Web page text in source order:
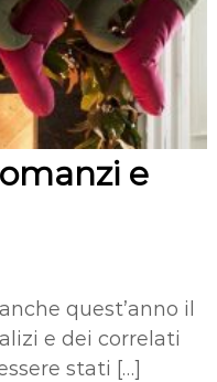
e
quest’anno il
e dei correlati
stati […]